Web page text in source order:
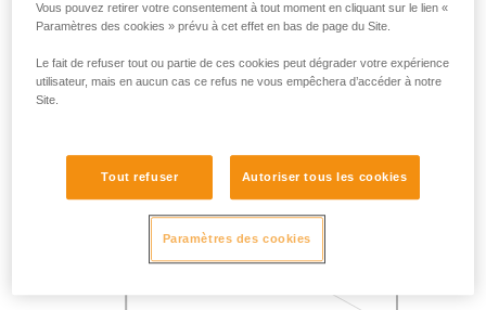
Vous pouvez retirer votre consentement à tout moment en cliquant sur le lien «
Paramètres des cookies » prévu à cet effet en bas de page du Site.
Le fait de refuser tout ou partie de ces cookies peut dégrader votre expérience
utilisateur, mais en aucun cas ce refus ne vous empêchera d’accéder à notre
Site.
Tout refuser Autoriser tous les cookies
Paramètres des cookies